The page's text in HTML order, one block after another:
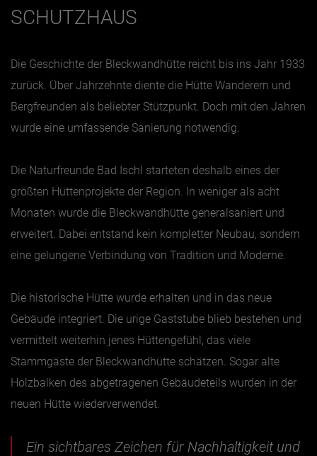
SCHUTZHAUS
Die Geschichte der Bleckwandhütte reicht bis ins Jahr 1933
zurück. Über Jahrzehnte diente die Hütte Wanderern und
Bergfreunden als beliebter Stützpunkt. Doch mit den Jahren
wurde eine umfassende Sanierung notwendig.
Die Naturfreunde Bad Ischl starteten deshalb eines der
größten Hüttenprojekte der Region. In weniger als acht
Monaten wurde die Bleckwandhütte generalsaniert und
erweitert. Dabei entstand kein kompletter Neubau, sondern
eine gelungene Verbindung von Tradition und Moderne.
Die historische Hütte wurde erhalten und in das neue
Gebäude integriert. Die urige Gaststube blieb bestehen und
vermittelt weiterhin jenes Hüttengefühl, das viele
Stammgäste der Bleckwandhütte schätzen. Sogar alte
Holzbalken des abgetragenen Gebäudeteils wurden in der
neuen Hütte wiederverwendet.
Ein sichtbares Zeichen für Nachhaltigkeit und